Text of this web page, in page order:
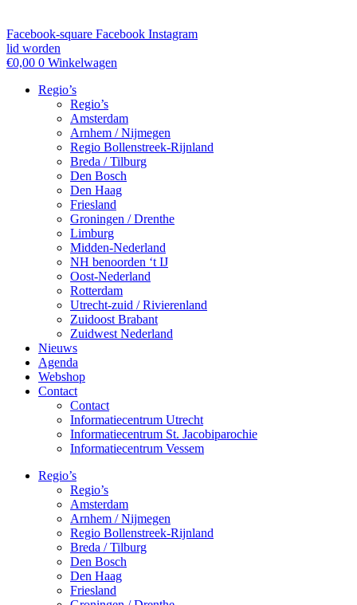
Facebook-square Facebook Instagram
lid worden
€0,00 0 Winkelwagen
Regio’s
Regio’s
Amsterdam
Arnhem / Nijmegen
Regio Bollenstreek-Rijnland
Breda / Tilburg
Den Bosch
Den Haag
Friesland
Groningen / Drenthe
Limburg
Midden-Nederland
NH benoorden ‘t IJ
Oost-Nederland
Rotterdam
Utrecht-zuid / Rivierenland
Zuidoost Brabant
Zuidwest Nederland
Nieuws
Agenda
Webshop
Contact
Contact
Informatiecentrum Utrecht
Informatiecentrum St. Jacobiparochie
Informatiecentrum Vessem
Regio’s
Regio’s
Amsterdam
Arnhem / Nijmegen
Regio Bollenstreek-Rijnland
Breda / Tilburg
Den Bosch
Den Haag
Friesland